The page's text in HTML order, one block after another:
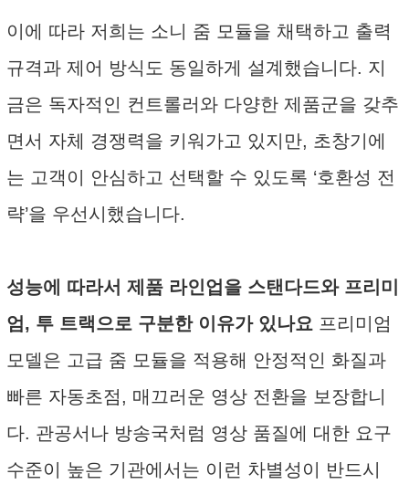
이에 따라 저희는 소니 줌 모듈을 채택하고 출력
규격과 제어 방식도 동일하게 설계했습니다. 지
금은 독자적인 컨트롤러와 다양한 제품군을 갖추
면서 자체 경쟁력을 키워가고 있지만, 초창기에
는 고객이 안심하고 선택할 수 있도록 ‘호환성 전
략’을 우선시했습니다.
성능에 따라서 제품 라인업을 스탠다드와 프리미
엄, 투 트랙으로 구분한 이유가 있나요 프리미엄
모델은 고급 줌 모듈을 적용해 안정적인 화질과
빠른 자동초점, 매끄러운 영상 전환을 보장합니
다. 관공서나 방송국처럼 영상 품질에 대한 요구
수준이 높은 기관에서는 이런 차별성이 반드시